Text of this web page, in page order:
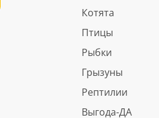
Котята
Птицы
Рыбки
Грызуны
Рептилии
Выгода-ДА